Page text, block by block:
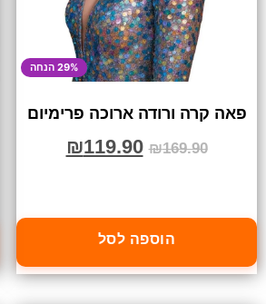
29% הנחה
פאה קרה ורודה ארוכה פרימיום
₪169.90
₪119.90
הוספה לסל